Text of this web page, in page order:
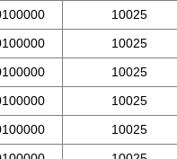
10025
10025
10025
10025
10025